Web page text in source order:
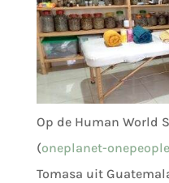
Op de Human World
(oneplanet-
Tomasa uit